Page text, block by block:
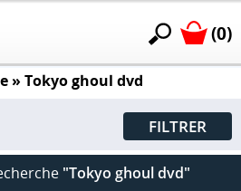
(0)
» Tokyo ghoul dvd
FILTRER
"Tokyo ghoul dvd"